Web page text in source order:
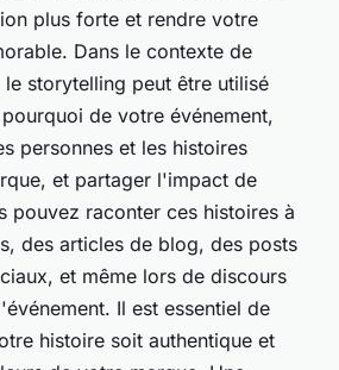
plus forte et rendre votre
Dans le contexte de
storytelling peut être utilisé
de votre événement,
personnes et les histoires
et partager l'impact de
pouvez raconter ces histoires à
des articles de blog, des posts
et même lors de discours
Il est essentiel de
histoire soit authentique et